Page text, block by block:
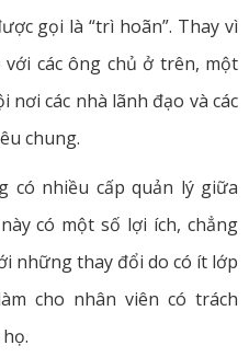
gọi là “trì hoãn”. Thay vì
các ông chủ ở trên, một
các nhà lãnh đạo và các
chung.
có nhiều cấp quản lý giữa
có một số lợi ích, chẳng
những thay đổi do có ít lớp
cho nhân viên có trách